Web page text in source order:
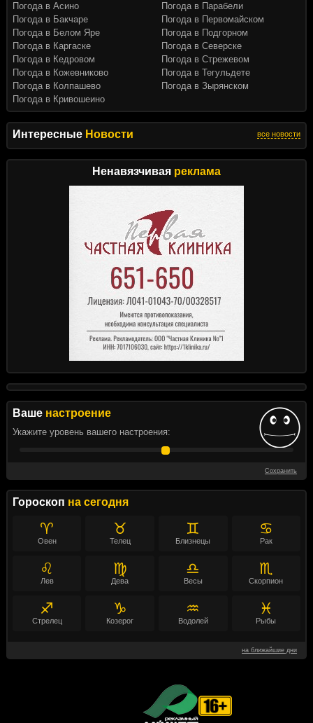
Интересные Новости все новости
Ненавязчивая реклама
Ваше настроение
Укажите уровень вашего настроения:
Сохранить
Гороскоп на сегодня
♈
Овен
♉
Телец
♊
Близнецы
♋
Рак
♌
Лев
♍
Дева
♎
Весы
♏
Скорпион
♐
Стрелец
♑
Козерог
♒
Водолей
♓
Рыбы
на ближайшие дни
Погода в Асино
Погода в Бакчаре
Погода в Белом Яре
Погода в Каргаске
Погода в Кедровом
Погода в Кожевниково
Погода в Колпашево
Погода в Кривошеино
Погода в Парабели
Погода в Первомайском
Погода в Подгорном
Погода в Северске
Погода в Стрежевом
Погода в Тегульдете
Погода в Зырянском